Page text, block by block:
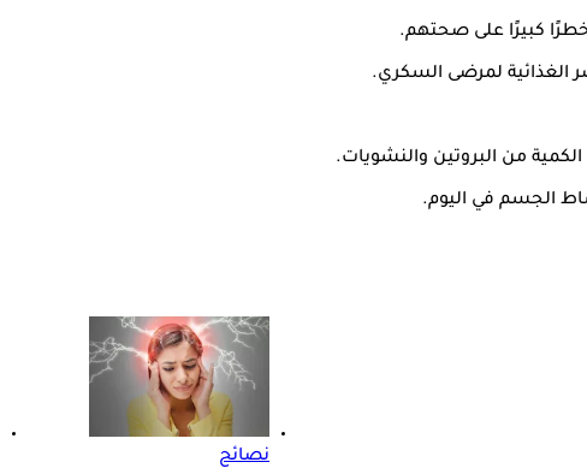
خطرًا كبيرًا على صحتهم.
الغذائية لمرضى السكري.
الجسم في اليوم.
نصائح